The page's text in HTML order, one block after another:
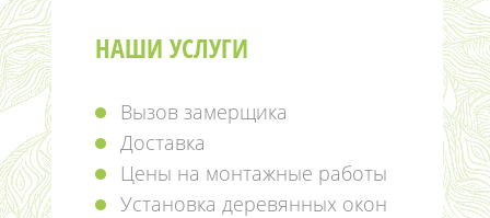
НАШИ УСЛУГИ
Вызов замерщика
Доставка
Цены на монтажные работы
Установка деревянных окон